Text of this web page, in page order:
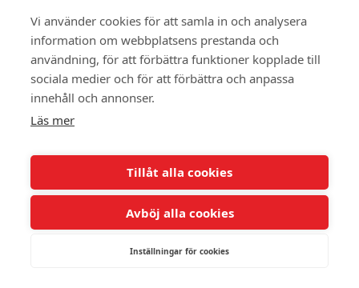
Vi använder cookies för att samla in och analysera
information om webbplatsens prestanda och
användning, för att förbättra funktioner kopplade till
sociala medier och för att förbättra och anpassa
innehåll och annonser.
Läs mer
Tillåt alla cookies
Avböj alla cookies
Inställningar för cookies
UTRUSTNING CAN-AM
Shoppa i vår webbshop
CAN AM OFF ROAD